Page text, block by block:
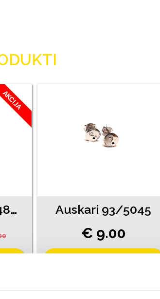
AKCIJA
Auskari j7LA6648-81 Auskari 93/5045
€ 9.00